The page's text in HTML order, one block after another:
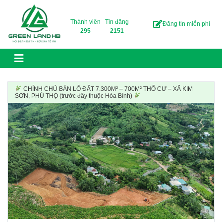
Skip to content
Thành viên
295
Tin đăng
2151
Đăng tin miễn phí
CHÍNH CHỦ BÁN LÔ ĐẤT 7.300M² – 700M² THỔ CƯ – XÃ KIM
SƠN, PHÚ THỌ (trước đây thuộc Hòa Bình)